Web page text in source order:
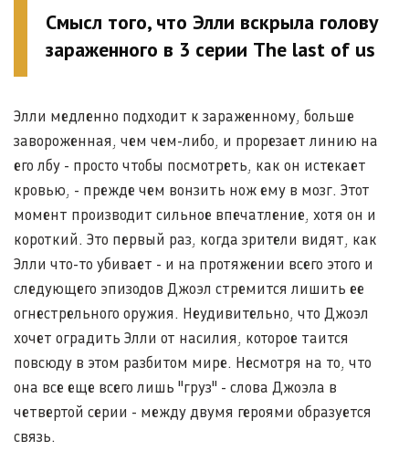
Смысл того, что Элли вскрыла голову
зараженного в 3 серии The last of us
Элли медленно подходит к зараженному, больше
завороженная, чем чем-либо, и прорезает линию на
его лбу - просто чтобы посмотреть, как он истекает
кровью, - прежде чем вонзить нож ему в мозг. Этот
момент производит сильное впечатление, хотя он и
короткий. Это первый раз, когда зрители видят, как
Элли что-то убивает - и на протяжении всего этого и
следующего эпизодов Джоэл стремится лишить ее
огнестрельного оружия. Неудивительно, что Джоэл
хочет оградить Элли от насилия, которое таится
повсюду в этом разбитом мире. Несмотря на то, что
она все еще всего лишь "груз" - слова Джоэла в
четвертой серии - между двумя героями образуется
связь.